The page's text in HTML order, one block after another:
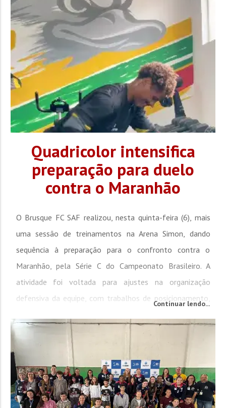
Quadricolor intensifica
preparação para duelo
contra o Maranhão
O Brusque FC SAF realizou, nesta quinta-feira (6), mais
uma sessão de treinamentos na Arena Simon, dando
sequência à preparação para o confronto contra o
Maranhão, pela Série C do Campeonato Brasileiro. A
atividade foi voltada para ajustes na organização
defensiva da equipe, com trabalhos de posicionamento,
diferentes situações de jogo. Na parte final...
Continuar lendo...